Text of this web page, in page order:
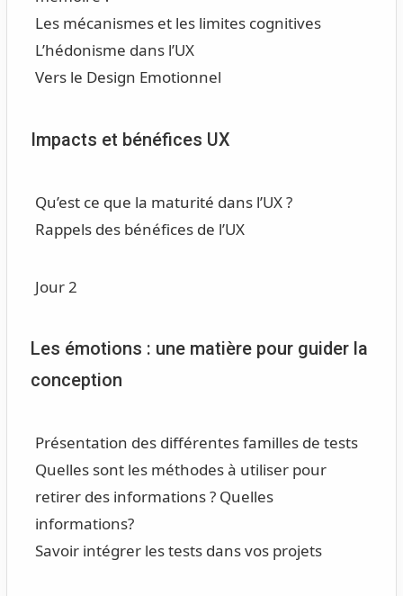
Les mécanismes et les limites cognitives
L’hédonisme dans l’UX
Vers le Design Emotionnel
Impacts et bénéfices UX
Qu’est ce que la maturité dans l’UX ?
Rappels des bénéfices de l’UX
Jour 2
Les émotions : une matière pour guider la
conception
Présentation des différentes familles de tests
Quelles sont les méthodes à utiliser pour
retirer des informations ? Quelles
informations?
Savoir intégrer les tests dans vos projets